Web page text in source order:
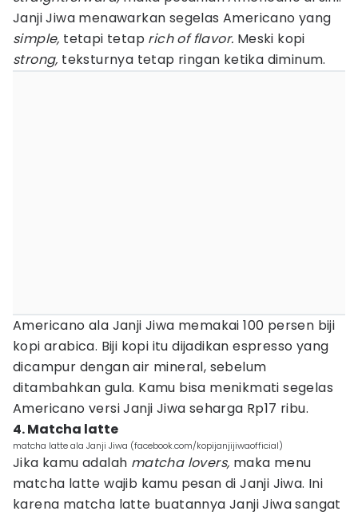
Janji Jiwa menawarkan segelas Americano yang
simple, tetapi tetap rich of flavor. ​Meski kopi
strong, teksturnya tetap ringan ketika diminum. ​
Americano ala Janji Jiwa memakai 100 persen biji
kopi arabica. Biji kopi itu dijadikan espresso yang
dicampur dengan air mineral, sebelum
ditambahkan gula. Kamu bisa menikmati segelas
Americano versi Janji Jiwa seharga Rp17 ribu.
4. Matcha latte
matcha latte ala Janji Jiwa (facebook.com/kopijanjijiwaofficial)
Jika kamu adalah matcha lovers, maka menu
matcha latte wajib kamu pesan di Janji Jiwa. Ini
karena matcha latte buatannya Janji Jiwa sangat